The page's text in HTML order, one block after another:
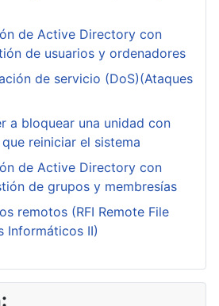
de Active Directory con
de usuarios y ordenadores
de servicio (DoS)(Ataques
a bloquear una unidad con
reiniciar el sistema
de Active Directory con
de grupos y membresías
remotos (RFI Remote File
Informáticos II)